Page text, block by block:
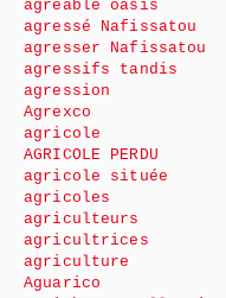
agréable oasis
agressé Nafissatou
agresser Nafissatou
agressifs tandis
agression
Agrexco
agricole
AGRICOLE PERDU
agricole située
agricoles
agriculteurs
agricultrices
agriculture
Aguarico